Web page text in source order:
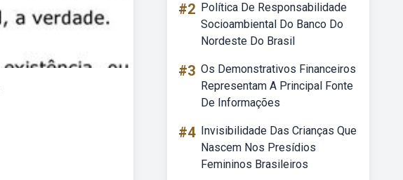
#2 Política De Responsabilidade
Socioambiental Do Banco Do
Nordeste Do Brasil
#3 Os Demonstrativos Financeiros
Representam A Principal Fonte
De Informações
#4 Invisibilidade Das Crianças Que
Nascem Nos Presídios
Femininos Brasileiros